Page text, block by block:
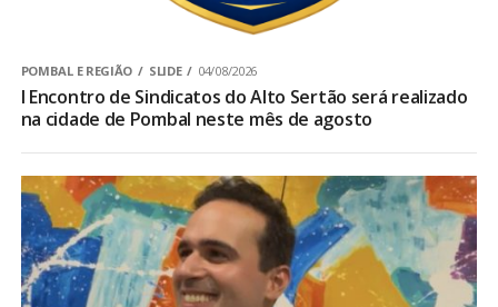
POMBAL E REGIÃO SLIDE 04/08/2026
I Encontro de Sindicatos do Alto Sertão será realizado
na cidade de Pombal neste mês de agosto